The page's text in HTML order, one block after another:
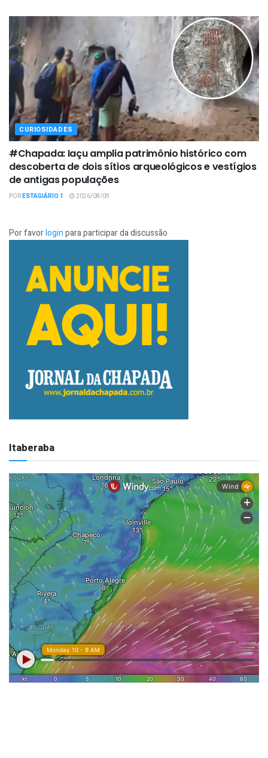
CURIOSIDADES
#Chapada: Iaçu amplia patrimônio histórico com
descoberta de dois sítios arqueológicos e vestígios
de antigas populações
PORESTAGIÁRIO 1 2026/08/09
Por favorloginpara participar da discussão
Itaberaba